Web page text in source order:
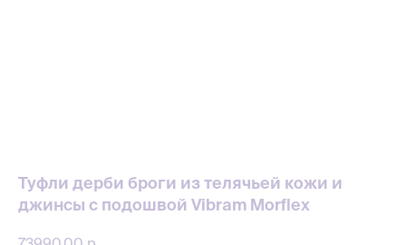
Туфли дерби броги из телячьей кожи и
джинсы с подошвой Vibram Morflex